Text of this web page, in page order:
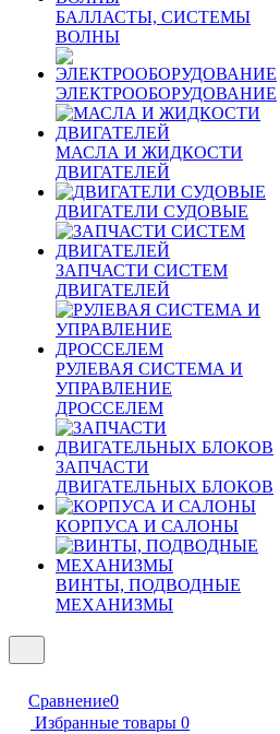
БАЛЛАСТЫ, СИСТЕМЫ
ВОЛНЫ
ЭЛЕКТРООБОРУДОВАНИЕ
МАСЛА И ЖИДКОСТИ
ДВИГАТЕЛЕЙ
ДВИГАТЕЛИ СУДОВЫЕ
ЗАПЧАСТИ СИСТЕМ
ДВИГАТЕЛЕЙ
РУЛЕВАЯ СИСТЕМА И
УПРАВЛЕНИЕ
ДРОССЕЛЕМ
ЗАПЧАСТИ
ДВИГАТЕЛЬНЫХ БЛОКОВ
КОРПУСА И САЛОНЫ
ВИНТЫ, ПОДВОДНЫЕ
МЕХАНИЗМЫ
Сравнение0
Избранные товары 0